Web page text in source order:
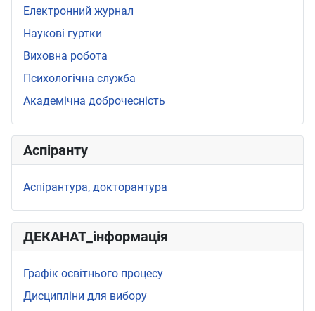
Електронний журнал
Наукові гуртки
Виховна робота
Психологічна служба
Академічна доброчесність
Аспіранту
Аспірантура, докторантура
ДЕКАНАТ_інформація
Графік освітнього процесу
Дисципліни для вибору